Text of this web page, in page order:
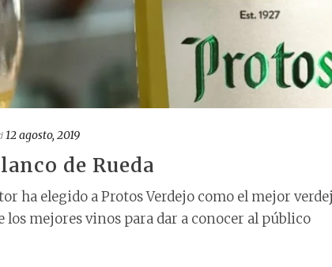
12 agosto, 2019
de Rueda
ha elegido a Protos Verdejo como el mejor
los mejores vinos para dar a conocer al público